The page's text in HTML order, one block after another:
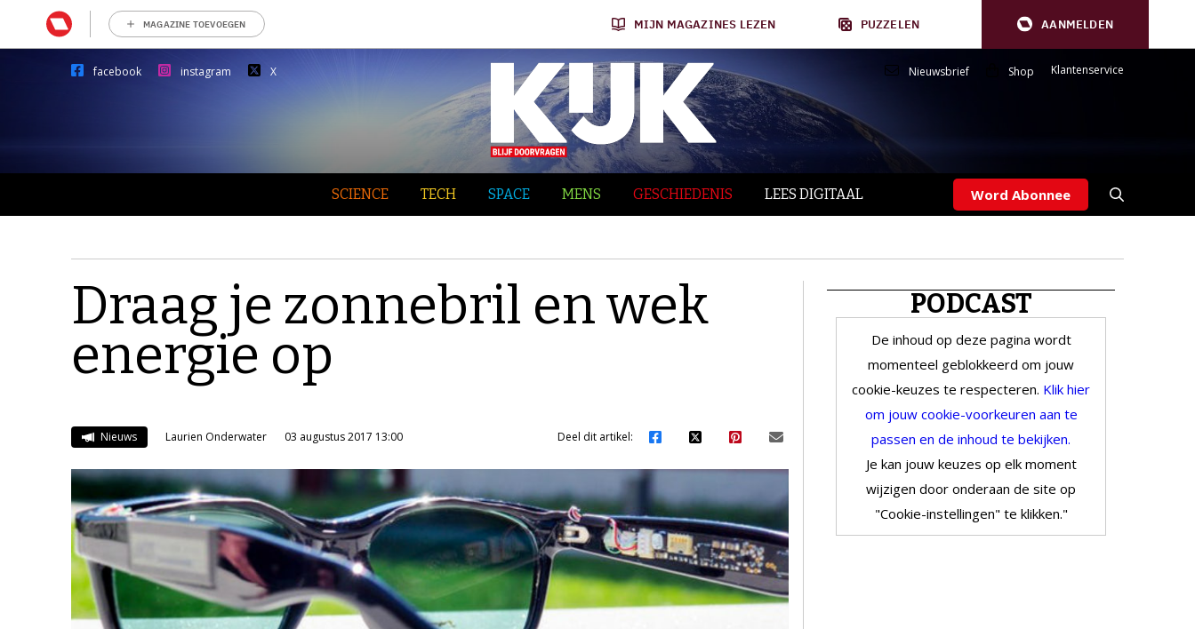
MAGAZINE TOEVOEGEN MIJN MAGAZINES LEZEN PUZZELEN AANMELDEN
facebook instagram X Nieuwsbrief Shop Klantenservice
SCIENCE TECH SPACE MENS GESCHIEDENIS LEES DIGITAAL Word Abonnee
Draag je zonnebril en wek
energie op
Nieuws Laurien Onderwater 03 augustus 2017 13:00 Deel dit artikel:
PODCAST
De inhoud op deze pagina wordt
momenteel geblokkeerd om jouw
cookie-keuzes te respecteren. Klik hier
om jouw cookie-voorkeuren aan te
passen en de inhoud te bekijken.
Je kan jouw keuzes op elk moment
wijzigen door onderaan de site op
"Cookie-instellingen" te klikken."